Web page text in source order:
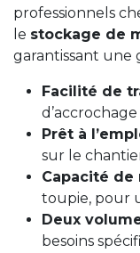
professionnels
le stockage de
garantissant une
Facilité de
d’accrochage
Prêt à
sur le
Capacité
toupie, pour
Deux
besoins